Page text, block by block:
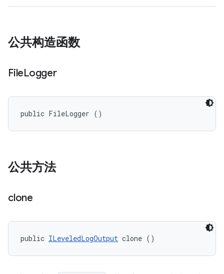
公共构造函数
FileLogger
public FileLogger ()
公共方法
clone
public ILeveledLogOutput clone ()